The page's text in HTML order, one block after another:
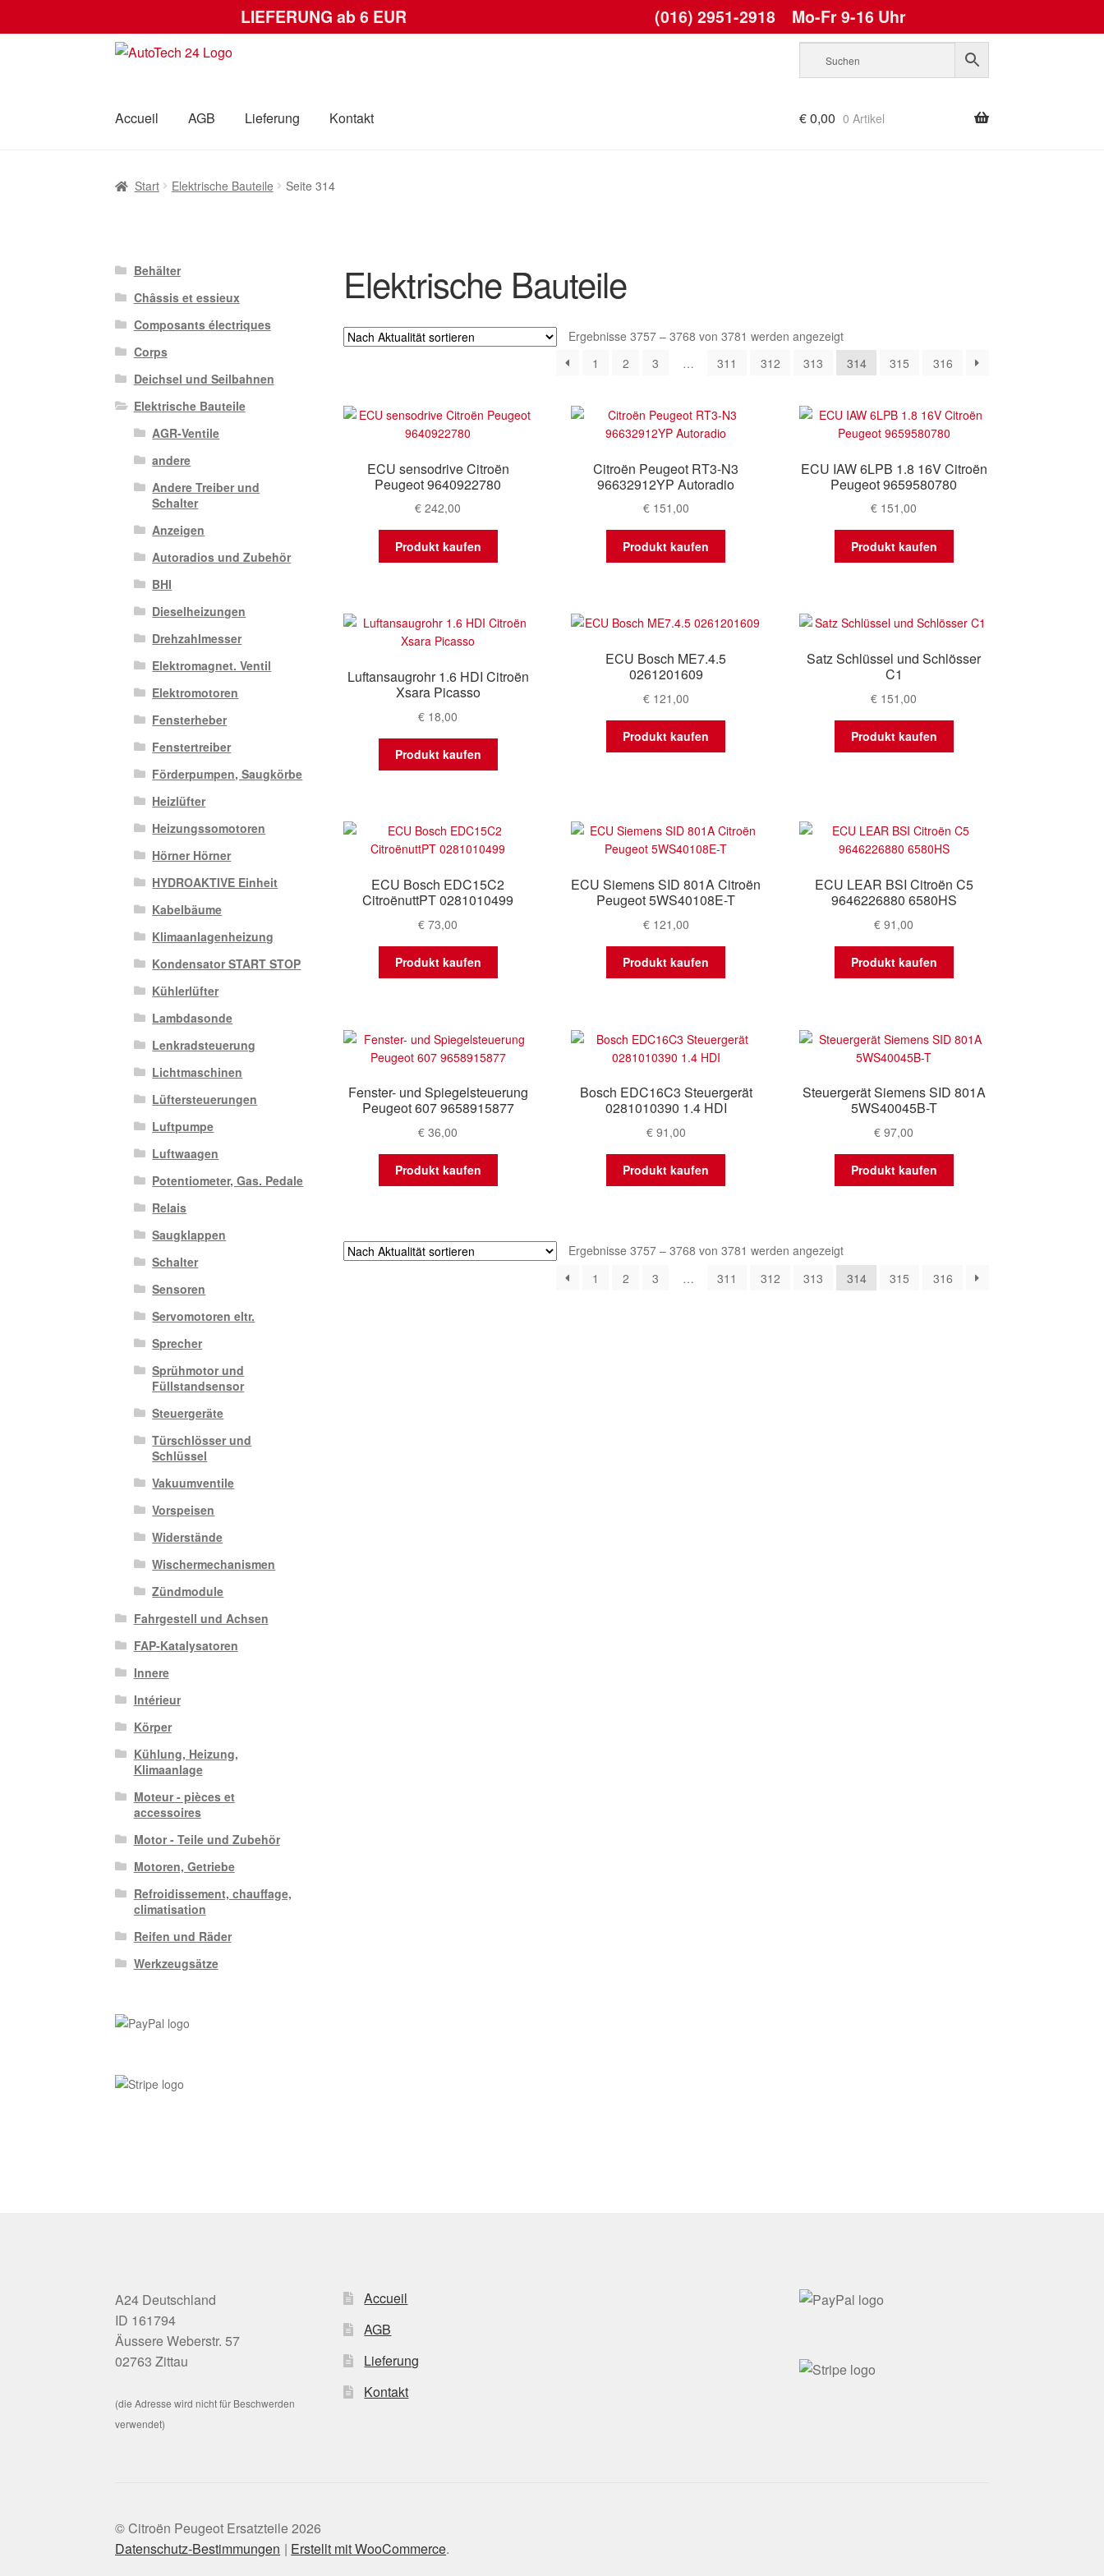
LIEFERUNG ab 6 EUR (016) 2951-2918Mo-Fr 9-16 Uhr
Zur
Zum
Accueil
AGB Lieferung Kontakt €0,00 0 Artikel
Start Elektrische Bauteile Seite 314
Elektrische Bauteile
Ergebnisse 3757 – 3768 von 3781 werden angezeigtNach
Aktualität
sortiert
1 2 3 … 311 312 313 314 315 316
ECU sensodrive Citroën
Peugeot 9640922780
€ 242,00
Produkt kaufen
Citroën Peugeot RT3-N3
96632912YP Autoradio
€151,00
Produkt kaufen
ECU IAW 6LPB 1.8 16V Citroën
Peugeot 9659580780
€ 151,00
Produkt kaufen
Luftansaugrohr 1.6 HDI Citroën
Xsara Picasso
€ 18,00
Produkt kaufen
ECU Bosch ME7.4.5
0261201609
€121,00
Produkt kaufen
Satz Schlüssel und Schlösser
C1
€ 151,00
Produkt kaufen
ECU Bosch EDC15C2
CitroënuttPT 0281010499
€ 73,00
Produkt kaufen
ECU Siemens SID 801A Citroën
Peugeot 5WS40108E-T
€121,00
Produkt kaufen
ECU LEAR BSI Citroën C5
9646226880 6580HS
€ 91,00
Produkt kaufen
Fenster- und Spiegelsteuerung
Peugeot 607 9658915877
€ 36,00
Produkt kaufen
Bosch EDC16C3 Steuergerät
0281010390 1.4 HDI
€91,00
Produkt kaufen
Steuergerät Siemens SID 801A
5WS40045B-T
€ 97,00
Produkt kaufen
Ergebnisse 3757 – 3768 von 3781 werden angezeigtNach
Aktualität
sortiert
1 2 3 … 311 312 313 314 315 316
Behälter
Châssis et essieux
Composants électriques
Corps
Deichsel und Seilbahnen
Elektrische Bauteile
AGR-Ventile
andere
Andere Treiber und
Schalter
Anzeigen
Autoradios und Zubehör
BHI
Dieselheizungen
Drehzahlmesser
Elektromagnet. Ventil
Elektromotoren
Fensterheber
Fenstertreiber
Förderpumpen, Saugkörbe
Heizlüfter
Heizungssomotoren
Hörner Hörner
HYDROAKTIVE Einheit
Kabelbäume
Klimaanlagenheizung
Kondensator START STOP
Kühlerlüfter
Lambdasonde
Lenkradsteuerung
Lichtmaschinen
Lüftersteuerungen
Luftpumpe
Luftwaagen
Potentiometer, Gas. Pedale
Relais
Saugklappen
Schalter
Sensoren
Servomotoren eltr.
Sprecher
Sprühmotor und
Füllstandsensor
Steuergeräte
Türschlösser und
Schlüssel
Vakuumventile
Vorspeisen
Widerstände
Wischermechanismen
Zündmodule
Fahrgestell und Achsen
FAP-Katalysatoren
Innere
Intérieur
Körper
Kühlung, Heizung,
Klimaanlage
Moteur - pièces et
accessoires
Motor - Teile und Zubehör
Motoren, Getriebe
Refroidissement, chauffage,
climatisation
Reifen und Räder
Werkzeugsätze
A24 Deutschland
ID 161794
Äussere Weberstr. 57
02763 Zittau
(die Adresse wird nicht für Beschwerden
verwendet)
Accueil
AGB
Lieferung
Kontakt
© Citroën Peugeot Ersatzteile 2026
Datenschutz-Bestimmungen
Erstellt mit WooCommerce.